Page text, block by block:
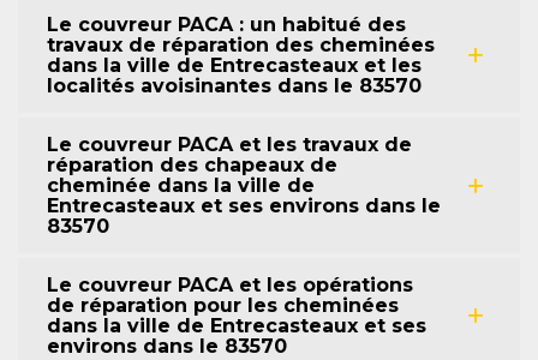
Le couvreur PACA : un habitué des
travaux de réparation des cheminées
dans la ville de Entrecasteaux et les
localités avoisinantes dans le 83570
Le couvreur PACA et les travaux de
réparation des chapeaux de
cheminée dans la ville de
Entrecasteaux et ses environs dans le
83570
Le couvreur PACA et les opérations
de réparation pour les cheminées
dans la ville de Entrecasteaux et ses
environs dans le 83570